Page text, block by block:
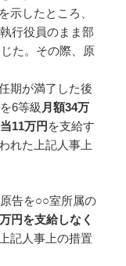
示したところ、
行役員のまま部
た。その際、原
が満了した後
を6等級 月額34万
11万円 を支給す
れた上記人事上
告を○○室所属の
万円を支給しなく
記人事上の措置